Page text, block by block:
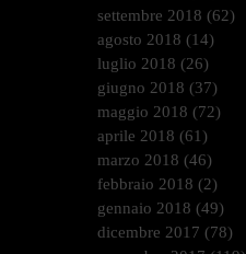
settembre 2018 (62)
agosto 2018 (14)
luglio 2018 (26)
giugno 2018 (37)
maggio 2018 (72)
aprile 2018 (61)
marzo 2018 (46)
febbraio 2018 (2)
gennaio 2018 (49)
dicembre 2017 (78)